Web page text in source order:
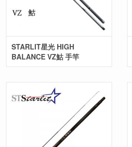
STARLIT星光 HIGH
BALANCE VZ鮕 手竿